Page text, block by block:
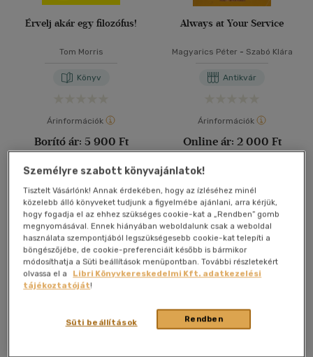
Érvelj akár egy filozófus!
Tom Morris
Könyv
Árinformációk
Borító ár: 5 900 Ft
Kosárba
Always at Your Service
Magyarics Péter - Szabó Klára
Antikvár
Árinformációk
Online ár: 2 000 Ft
Személyre szabott könyvajánlatok!
Tisztelt Vásárlónk! Annak érdekében, hogy az ízléséhez minél
közelebb álló könyveket tudjunk a figyelmébe ajánlani, arra kérjük,
hogy fogadja el az ehhez szükséges cookie-kat a „Rendben” gomb
megnyomásával. Ennek hiányában weboldalunk csak a weboldal
használata szempontjából legszükségesebb cookie-kat telepíti a
böngészőjébe, de cookie-preferenciáit később is bármikor
módosíthatja a Süti beállítások menüpontban. További részletekért
olvassa el a
Libri Könyvkereskedelmi Kft. adatkezelési
tájékoztatóját!
Rendben
Süti beállítások